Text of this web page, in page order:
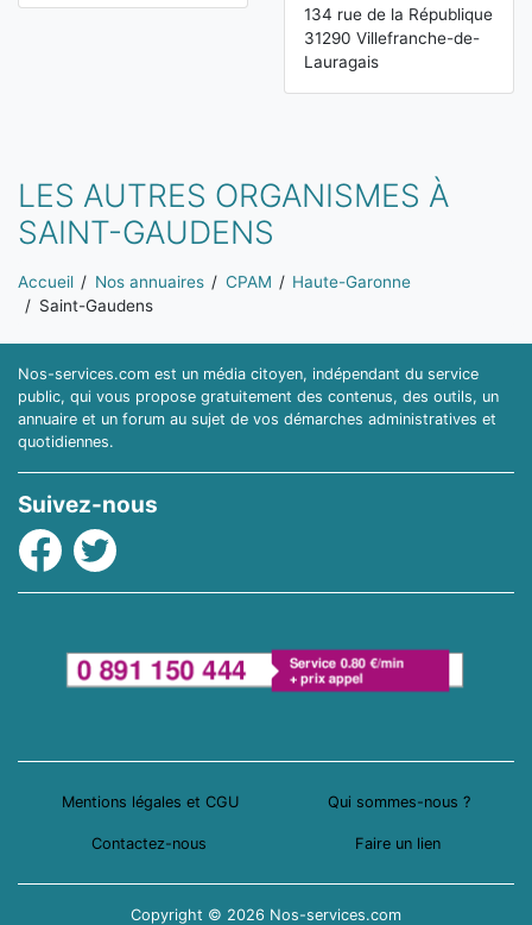
134 rue de la République
31290 Villefranche-de-
Lauragais
LES AUTRES ORGANISMES À
SAINT-GAUDENS
Vous êtes ici:
Accueil Nos annuaires CPAM
Haute-Garonne
Saint-Gaudens
Nos-services.com est un média citoyen, indépendant du service
public, qui vous propose gratuitement des contenus, des outils, un
annuaire et un forum au sujet de vos démarches administratives et
quotidiennes.
Suivez-nous
Facebook
Twitter
Mentions légales et CGU Qui sommes-nous ?
Contactez-nous Faire un lien
Copyright © 2026 Nos-services.com